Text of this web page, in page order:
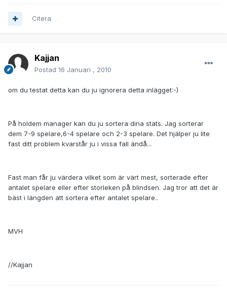
Citera
Kajjan
Postad 16 Januari , 2010
om du testat detta kan du ju ignorera detta inlägget:-)
På holdem manager kan du ju sortera dina stats. Jag sorterar
dem 7-9 spelare,6-4 spelare och 2-3 spelare. Det hjälper ju lite
fast ditt problem kvarstår ju i vissa fall ändå...
Fast man får ju värdera vilket som är värt mest, sorterade efter
antalet spelare eller efter storleken på blindsen. Jag tror att det är
bäst i längden att sortera efter antalet spelare..
MVH
//Kajjan